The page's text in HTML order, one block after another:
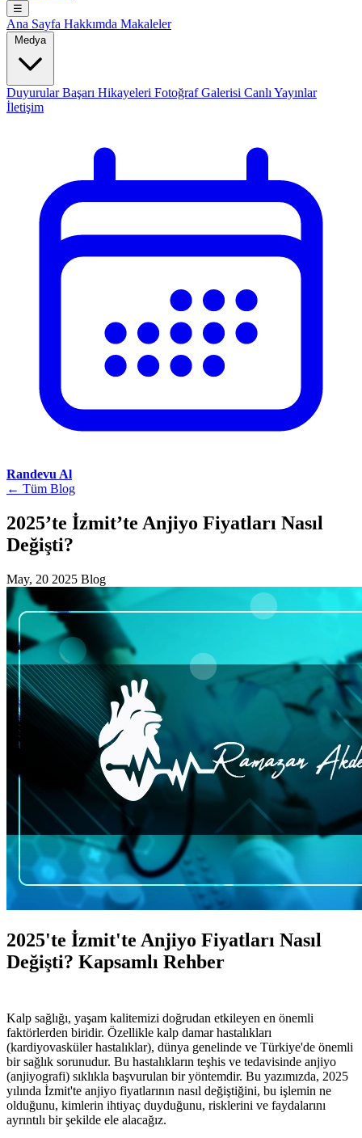
☰
Ana Sayfa Hakkımda Makaleler
Medya
DuyurularBaşarı Hikayeleri Fotoğraf Galerisi Canlı Yayınlar
İletişim
Randevu Al
← Tüm Blog
2025’te İzmit’te Anjiyo Fiyatları Nasıl
Değişti?
May, 20 2025 Blog
2025'te İzmit'te Anjiyo Fiyatları Nasıl
Değişti? Kapsamlı Rehber
Kalp sağlığı, yaşam kalitemizi doğrudan etkileyen en önemli
faktörlerden biridir. Özellikle kalp damar hastalıkları
(kardiyovasküler hastalıklar), dünya genelinde ve Türkiye'de önemli
bir sağlık sorunudur. Bu hastalıkların teşhis ve tedavisinde anjiyo
(anjiyografi) sıklıkla başvurulan bir yöntemdir. Bu yazımızda, 2025
yılında İzmit'te anjiyo fiyatlarının nasıl değiştiğini, bu işlemin ne
olduğunu, kimlerin ihtiyaç duyduğunu, risklerini ve faydalarını
ayrıntılı bir şekilde ele alacağız.